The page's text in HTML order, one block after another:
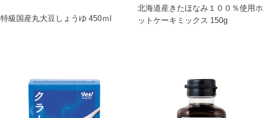
特級国産丸大豆しょうゆ 450ｍl
北海道産きたほなみ１００％使用ホ
ットケーキミックス 150g